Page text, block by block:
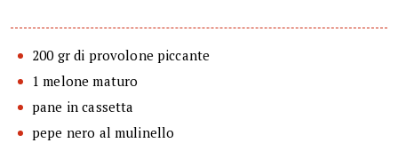
200 gr di provolone piccante
1 melone maturo
pane in cassetta
pepe nero al mulinello